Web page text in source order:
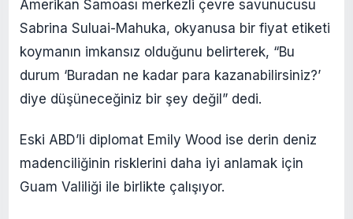
Amerikan Samoası merkezli çevre savunucusu
Sabrina Suluai-Mahuka, okyanusa bir fiyat etiketi
koymanın imkansız olduğunu belirterek, “Bu
durum ‘Buradan ne kadar para kazanabilirsiniz?’
diye düşüneceğiniz bir şey değil” dedi.
Eski ABD’li diplomat Emily Wood ise derin deniz
madenciliğinin risklerini daha iyi anlamak için
Guam Valiliği ile birlikte çalışıyor.